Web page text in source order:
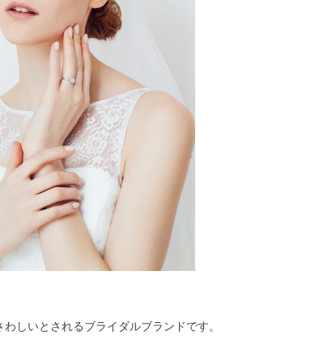
しいとされるブライダルブランドです。